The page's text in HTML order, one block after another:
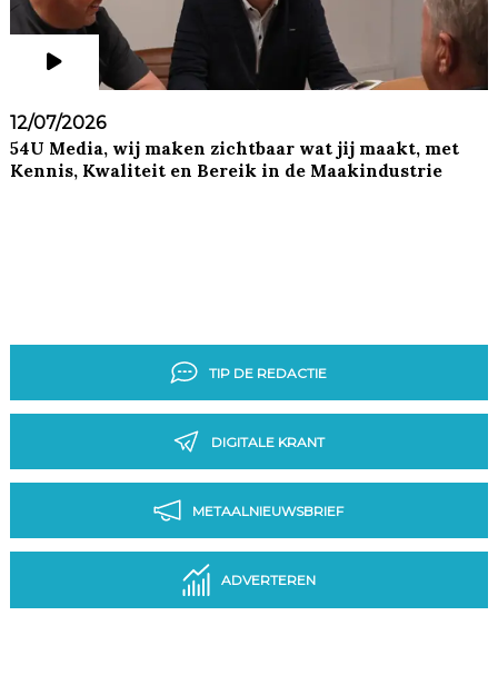
12/07/2026
54U Media, wij maken zichtbaar wat jij maakt, met
Kennis, Kwaliteit en Bereik in de Maakindustrie
TIP DE REDACTIE
DIGITALE KRANT
METAALNIEUWSBRIEF
ADVERTEREN